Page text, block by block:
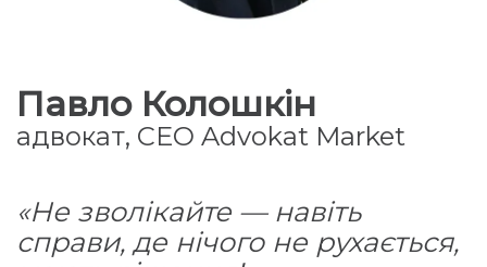
Павло Колошкін
адвокат, CEO Advokat Market
«Не зволікайте — навіть
справи, де нічого не рухається,